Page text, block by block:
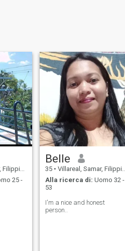
25 -
Belle
35 • Villareal, Samar, Filippine
Alla ricerca di: Uomo 32 -
53
I'm a nice and honest
person..